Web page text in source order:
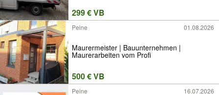
299 € VB
Peine 01.08.2026
Maurermeister | Bauunternehmen |
Maurerarbeiten vom Profi
500 € VB
Peine 16.07.2026